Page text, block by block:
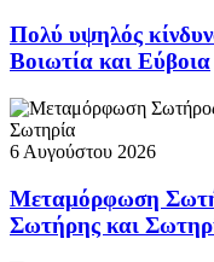
Πολύ υψηλός
Βοιωτία και Εύβοια
6 Αυγούστου 2026
Μεταμόρφωση
Σωτήρης και